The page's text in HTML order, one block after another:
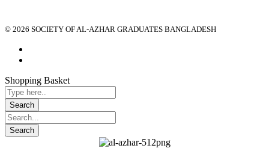
© 2026 SOCIETY OF AL-AZHAR GRADUATES BANGLADESH
Shopping Basket